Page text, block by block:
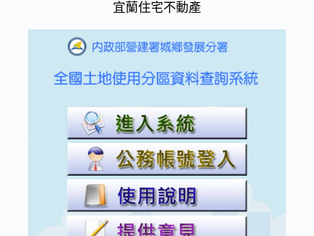
宜蘭住宅不動產